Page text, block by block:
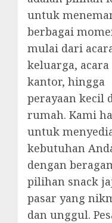
untuk
berbagai
mulai dari
keluarga, acara
kantor, hingga
perayaan kecil
rumah. Kami
untuk
kebutuhan
dengan
pilihan snack
pasar yang
dan unggul.